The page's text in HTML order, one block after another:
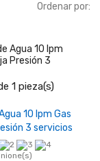
Ordenar por:
1 pieza(s)
+
al carrito
10 lpm Gas
3 servicios